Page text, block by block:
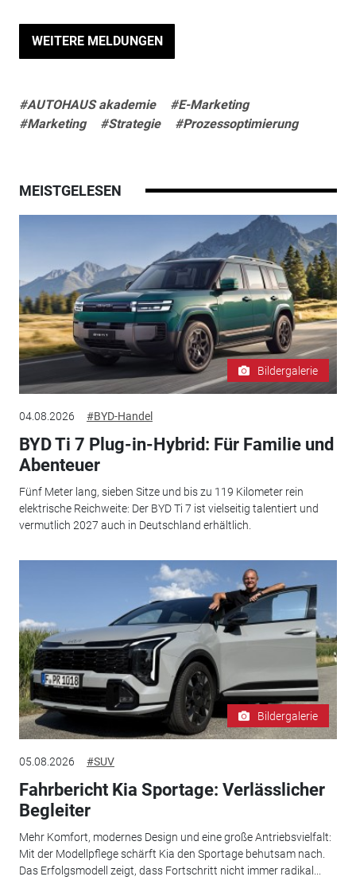
WEITERE MELDUNGEN
#AUTOHAUS akademie
#E-Marketing
#Marketing
#Strategie #Prozessoptimierung
MEISTGELESEN
Bildergalerie
04.08.2026 #BYD-Handel
BYD Ti 7 Plug-in-Hybrid: Für Familie und
Abenteuer
Fünf Meter lang, sieben Sitze und bis zu 119 Kilometer rein
elektrische Reichweite: Der BYD Ti 7 ist vielseitig talentiert und
vermutlich 2027 auch in Deutschland erhältlich.
Bildergalerie
05.08.2026 #SUV
Fahrbericht Kia Sportage: Verlässlicher
Begleiter
Mehr Komfort, modernes Design und eine große Antriebsvielfalt:
Mit der Modellpflege schärft Kia den Sportage behutsam nach.
Das Erfolgsmodell zeigt, dass Fortschritt nicht immer radikal...